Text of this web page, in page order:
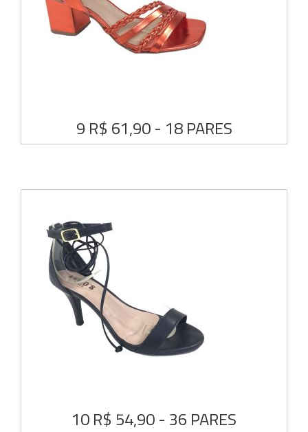
9 R$ 61,90 - 18 PARES
10 R$ 54,90 - 36 PARES